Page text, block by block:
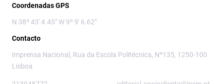
Coordenadas GPS
N 38º 43' 4.45" W 9º 9' 6.62"
Contacto
Imprensa Nacional, Rua da Escola Politécnica, Nº135, 1250-100
Lisboa